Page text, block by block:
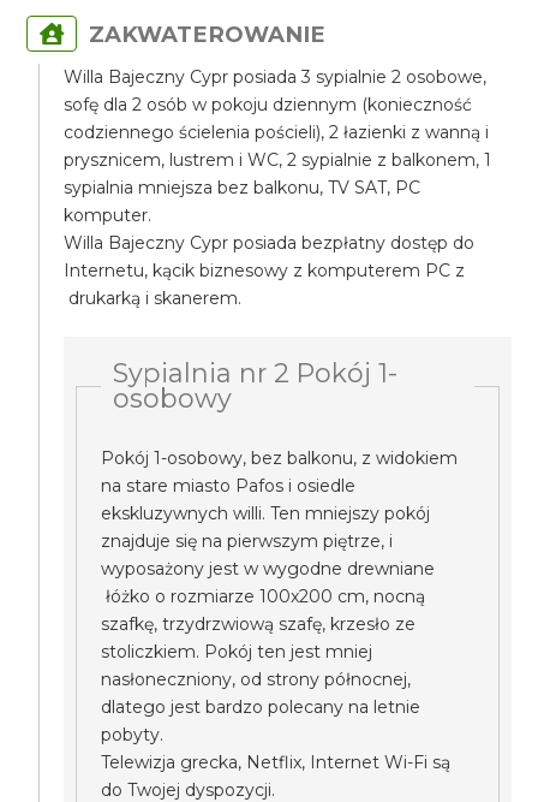
ZAKWATEROWANIE
Willa Bajeczny Cypr posiada 3 sypialnie 2 osobowe,
sofę dla 2 osób w pokoju dziennym (konieczność
codziennego ścielenia pościeli), 2 łazienki z wanną i
prysznicem, lustrem i WC, 2 sypialnie z balkonem, 1
sypialnia mniejsza bez balkonu, TV SAT, PC
komputer.
Willa Bajeczny Cypr posiada bezpłatny dostęp do
Internetu, kącik biznesowy z komputerem PC z
drukarką i skanerem.
Sypialnia nr 2 Pokój 1-
osobowy
Pokój 1-osobowy, bez balkonu, z widokiem
na stare miasto Pafos i osiedle
ekskluzywnych willi. Ten mniejszy pokój
znajduje się na pierwszym piętrze, i
wyposażony jest w wygodne drewniane
łóżko o rozmiarze 100x200 cm, nocną
szafkę, trzydrzwiową szafę, krzesło ze
stoliczkiem. Pokój ten jest mniej
nasłoneczniony, od strony północnej,
dlatego jest bardzo polecany na letnie
pobyty.
Telewizja grecka, Netflix, Internet Wi-Fi są
do Twojej dyspozycji.